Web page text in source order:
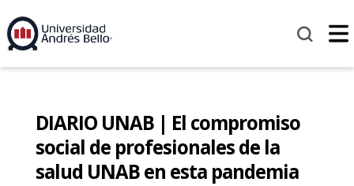
DIARIO UNAB | El compromiso
social de profesionales de la
salud UNAB en esta pandemia